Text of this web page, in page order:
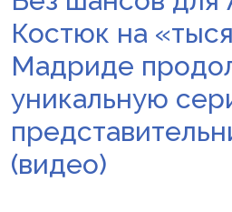
Костюк на
Мадриде
уникальную
(видео)